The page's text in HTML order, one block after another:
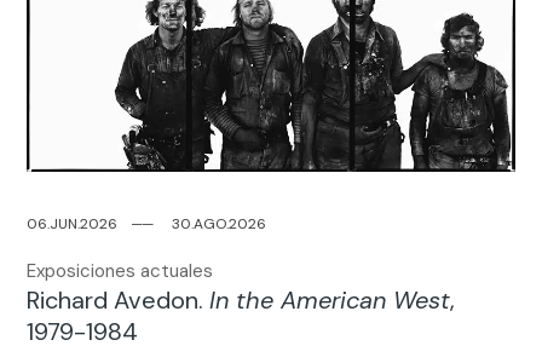
06.JUN.2026── 30.AGO.2026
Exposiciones actuales
Richard Avedon.In the American West,
1979-1984